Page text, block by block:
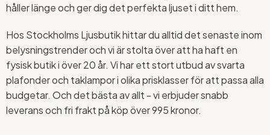
håller länge och ger dig det perfekta ljuset i ditt hem.
Hos Stockholms Ljusbutik hittar du alltid det senaste inom
belysningstrender och vi är stolta över att ha haft en
fysisk butik i över 20 år. Vi har ett stort utbud av svarta
plafonder och taklampor i olika prisklasser för att passa alla
budgetar. Och det bästa av allt - vi erbjuder snabb
leverans och fri frakt på köp över 995 kronor.